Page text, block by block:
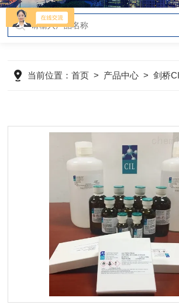
当前位置：首页 > 产品中心 >剑桥